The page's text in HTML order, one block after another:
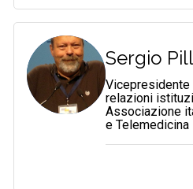
Sergio
relazioni
Associazione
e Telemedicina